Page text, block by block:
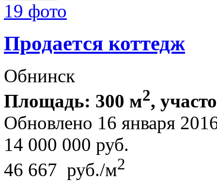
19 фото
Продается коттедж
Обнинск
Площадь: 300 м2,
Обновлено 16 января
14 000 000 руб.
46 667 руб./м2